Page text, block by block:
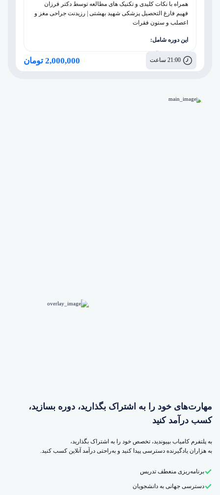
همراه با نکات کلیدی و تکنیک های مطالعه توسط دکتر فرزان
فهیم فارغ التحصیل پزشکی شهید بهشتی | رزیدنت جراحی مغز و
اعصلب و ستون فقرات
این دوره شامل:
پکیج گیاهی
21:00 ساعت 2,000,000 تومان
مهارت‌های خود را به اشتراک بگذارید، دوره بسازید،
کسب درآمد کنید
به پلتفرم کامیاب بپیوندید، تخصص خود را به اشتراک بگذارید،
به هزاران یادگیرنده دسترسی پیدا کنید و به‌راحتی درآمد آنلاین کسب کنید.
برنامه‌ریزی منعطف تدریس
دسترسی جهانی به دانشجویان